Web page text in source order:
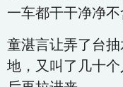
一车都干干净净不
童湛言让弄了台
地，又叫了几十